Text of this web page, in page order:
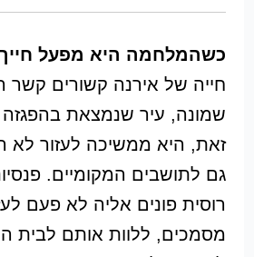
כשהמלחמה היא מפעל
חייה של אירנה קשורים קשר
שמונה, עיר שנמצאת
זאת, היא ממשיכה לעזור לא
גם לתושבים המקומיים.
רוסית פונים אליה לא פעם
מסמכים, ללוות אותם לבית